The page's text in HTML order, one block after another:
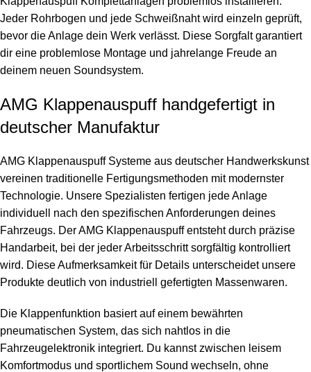
Jeder Rohrbogen und jede Schweißnaht wird einzeln geprüft,
bevor die Anlage dein Werk verlässt. Diese Sorgfalt garantiert
dir eine problemlose Montage und jahrelange Freude an
deinem neuen Soundsystem.
AMG Klappenauspuff handgefertigt in
deutscher Manufaktur
AMG Klappenauspuff Systeme aus deutscher Handwerkskunst
vereinen traditionelle Fertigungsmethoden mit modernster
Technologie. Unsere Spezialisten fertigen jede Anlage
individuell nach den spezifischen Anforderungen deines
Fahrzeugs. Der AMG Klappenauspuff entsteht durch präzise
Handarbeit, bei der jeder Arbeitsschritt sorgfältig kontrolliert
wird. Diese Aufmerksamkeit für Details unterscheidet unsere
Produkte deutlich von industriell gefertigten Massenwaren.
Die Klappenfunktion basiert auf einem bewährten
pneumatischen System, das sich nahtlos in die
Fahrzeugelektronik integriert. Du kannst zwischen leisem
Komfortmodus und sportlichem Sound wechseln, ohne